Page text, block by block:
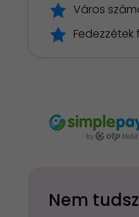
Város
Fedezzétek
Nem